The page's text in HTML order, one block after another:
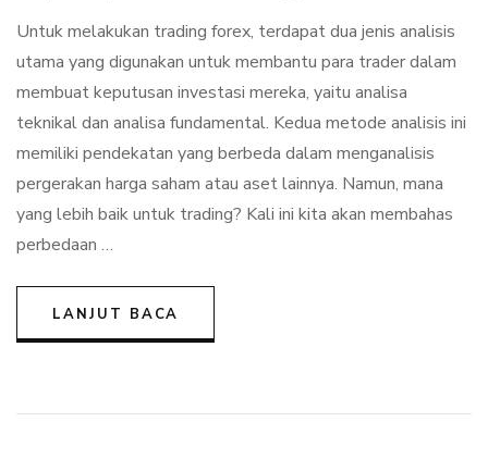
Teknikal
Analisa
Fundamental:
Mana
Lebih
Baik
untuk
Trading?
Untuk melakukan trading forex, terdapat dua jenis analisis
utama yang digunakan untuk membantu para trader dalam
membuat keputusan investasi mereka, yaitu analisa
teknikal dan analisa fundamental. Kedua metode analisis ini
memiliki pendekatan yang berbeda dalam menganalisis
pergerakan harga saham atau aset lainnya. Namun, mana
yang lebih baik untuk trading? Kali ini kita akan membahas
perbedaan …
LANJUT BACA